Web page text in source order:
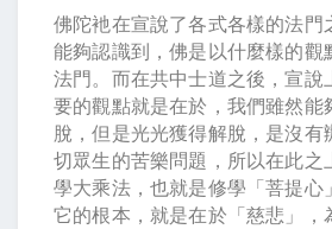
佛陀衪在宣說了各式各樣的法門
能夠認識到，佛是以什麼樣的觀
法門。而在共中士道之後，宣說
要的觀點就是在於，我們雖然能
脫，但是光光獲得解脫，是沒有
切眾生的苦樂問題，所以在此之
學大乘法，也就是修學「菩提心
它的根本，就是在於「慈悲」，